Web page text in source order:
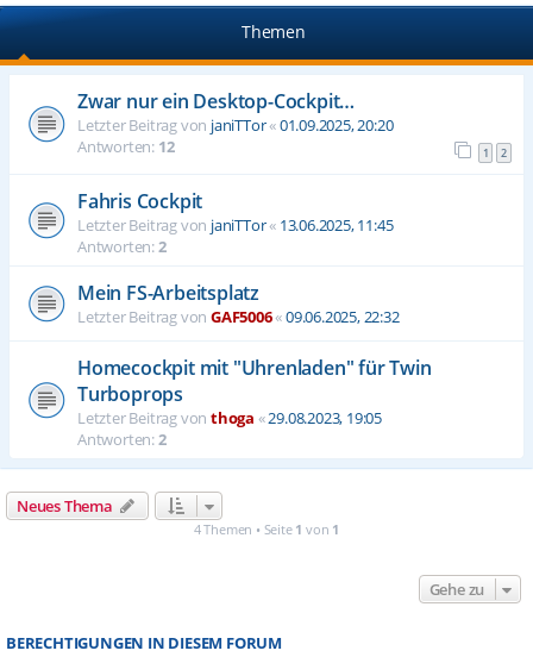
Themen
Zwar nur ein Desktop-Cockpit…
Letzter Beitrag von janiTTor«01.09.2025, 20:20
Antworten: 12 1 2
Fahris Cockpit
Letzter Beitrag von janiTTor« 13.06.2025, 11:45
Antworten:2
Mein FS-Arbeitsplatz
Letzter Beitrag von GAF5006«09.06.2025, 22:32
Homecockpit mit "Uhrenladen" für Twin
Turboprops
Letzter Beitrag von thoga «29.08.2023, 19:05
Antworten:2
Neues Thema
4 Themen • Seite 1 von 1
Gehe zu
BERECHTIGUNGEN IN DIESEM FORUM